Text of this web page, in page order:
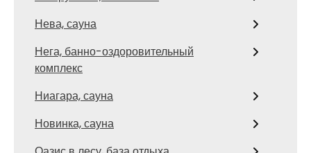
Нева, сауна
Нега, банно-оздоровительный
комплекс
Ниагара, сауна
Новинка, сауна